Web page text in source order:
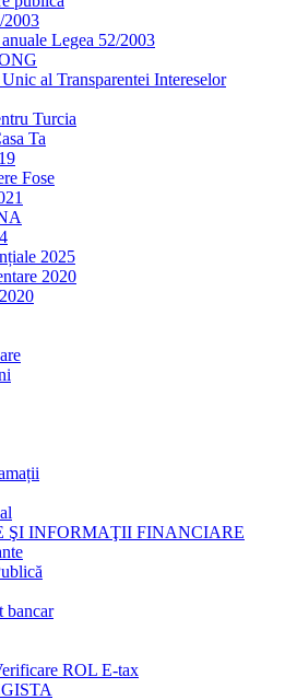
2003
Legea 52/2003
al Transparentei Intereselor
Turcia
Ta
Fose
2025
2020
ŞI INFORMAŢII FINANCIARE
bancar
ROL E-tax